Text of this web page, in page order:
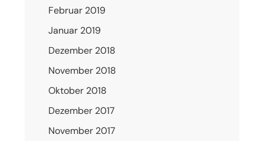
Februar 2019
Januar 2019
Dezember 2018
November 2018
Oktober 2018
Dezember 2017
November 2017